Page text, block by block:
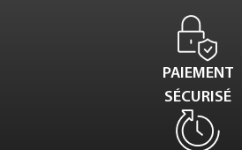
PAIEMENT
SÉCURISÉ